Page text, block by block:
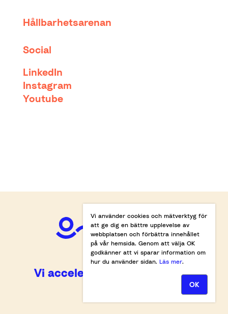
Hållbarhetsarenan
Social
LinkedIn
Instagram
Youtube
Vi accelererar omställningen.
Vi använder cookies och mätverktyg för
att ge dig en bättre upplevelse av
webbplatsen och förbättra innehållet
på vår hemsida. Genom att välja OK
godkänner att vi sparar information om
hur du använder sidan. Läs mer.
OK